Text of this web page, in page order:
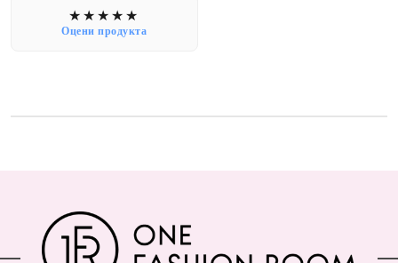
Оцени продукта